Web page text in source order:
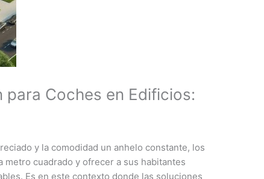
Coches en Edificios:
y la comodidad un anhelo constante, los
cuadrado y ofrecer a sus habitantes
Es en este contexto donde las soluciones